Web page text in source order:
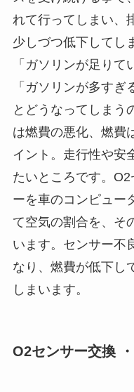
れて行ってしまい、
少しづつ低下してし
「ガソリンが足りて
「ガソリンが多す
とどうなってしまう
は燃費の悪化、燃費
イント。走行性や安
たいところです。
ーを車のコンピュー
て空気の割合を、そ
います。センサー不
なり、燃費が低下し
しまいます。
O2センサー交換